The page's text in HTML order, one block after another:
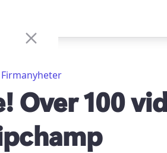
Firmanyheter
Over 100